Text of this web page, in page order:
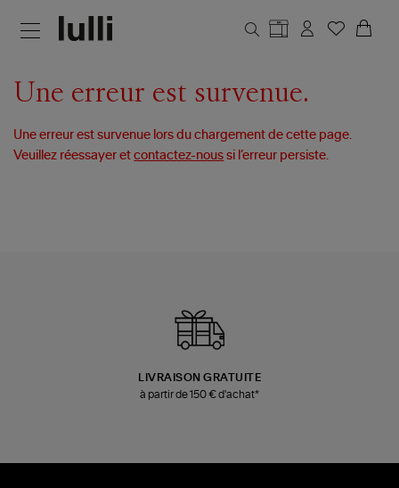
Une erreur est survenue.
Une erreur est survenue lors du chargement de cette page.
Veuillez réessayer etcontactez-nous si l’erreur persiste.
LIVRAISON GRATUITE
à partir de 150 € d'achat*